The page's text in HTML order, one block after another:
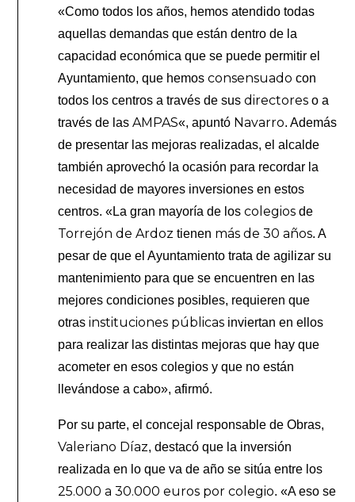
«Como todos los años, hemos atendido todas
aquellas demandas que están dentro de la
capacidad económica que se puede permitir el
Ayuntamiento, que hemos consensuado con
todos los centros a través de sus directores o a
través de lasAMPAS«, apuntó Navarro. Además
de presentar las mejoras realizadas, el alcalde
también aprovechó la ocasión para recordar la
necesidad de mayores inversiones en estos
centros. «La gran mayoría de los colegios de
Torrejón de Ardoz tienen más de 30 años. A
pesar de que el Ayuntamiento trata de agilizar su
mantenimiento para que se encuentren en las
mejores condiciones posibles, requieren que
otrasinstituciones públicas inviertan en ellos
para realizar las distintas mejoras que hay que
acometer en esos colegios y que no están
llevándose a cabo», afirmó.
Por su parte, el concejal responsable de Obras,
Valeriano Díaz, destacó que la inversión
realizada en lo que va de año se sitúa entre los
25.000 a 30.000 euros por colegio. «A eso se